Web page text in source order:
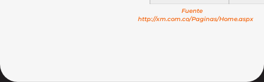
Fuente
http://xm.com.co/Paginas/Home.aspx